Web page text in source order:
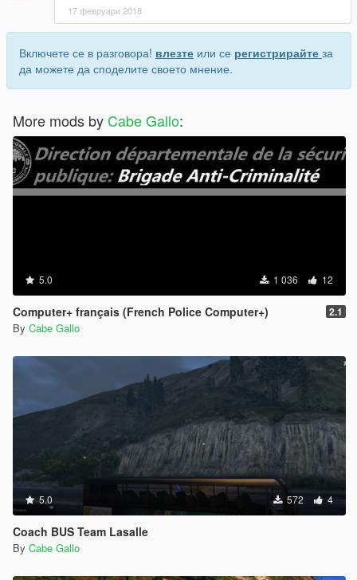
17 февруари 2018
Включете се в разговора! влезте или се регистрирайте за
да можете да споделите своето мнение.
More mods by Cabe Gallo:
5.0 1 036 12
Computer+ français (French Police Computer+) 2.1
By Cabe Gallo
5.0 572 4
Coach BUS Team Lasalle
By Cabe Gallo